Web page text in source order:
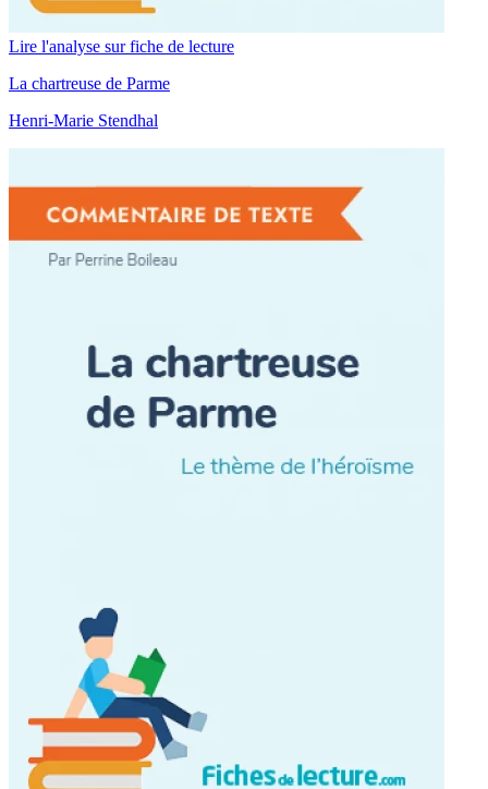
Lire l'analyse sur fiche de lecture
La chartreuse de Parme
Henri-Marie Stendhal